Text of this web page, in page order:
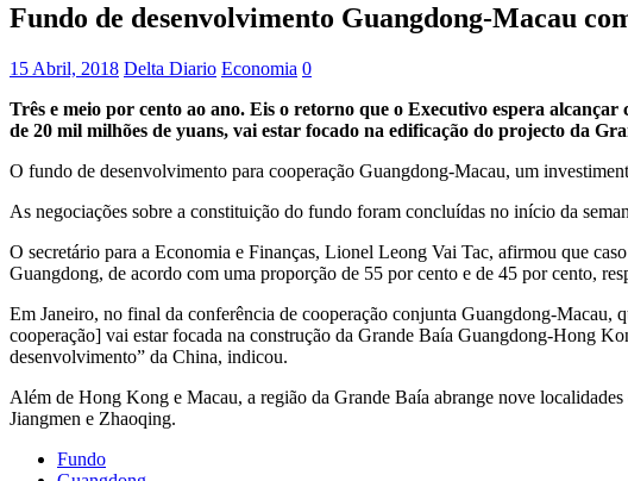
Fundo de desenvolvimento Guangdong-Macau
15 Abril, 2018 Delta Diario Economia 0
Três e meio por cento ao ano. Eis o retorno que o Executivo espera
de 20 mil milhões de yuans, vai estar focado na edificação do projecto da
O fundo de desenvolvimento para cooperação Guangdong-Macau, um
As negociações sobre a constituição do fundo foram concluídas no início da
O secretário para a Economia e Finanças, Lionel Leong Vai Tac, afirmou que
Guangdong, de acordo com uma proporção de 55 por cento e de 45 por cento,
Em Janeiro, no final da conferência de cooperação conjunta Guangdong-Macau,
cooperação] vai estar focada na construção da Grande Baía Guangdong-Hong
desenvolvimento” da China, indicou.
Além de Hong Kong e Macau, a região da Grande Baía abrange nove
Jiangmen e Zhaoqing.
Fundo